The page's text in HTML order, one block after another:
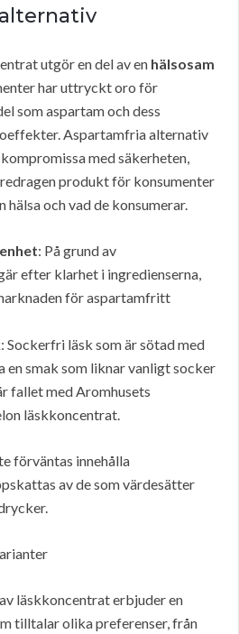
utgör en del av en hälsosam
har uttryckt oro för
som aspartam och dess
Aspartamfria alternativ
med säkerheten,
produkt för konsumenter
hälsa och vad de konsumerar.
: På grund av
efter klarhet i ingredienserna,
för aspartamfritt
: Sockerfri läsk som är sötad med
en smak som liknar vanligt socker
fallet med Aromhusets
läskkoncentrat.
förväntas innehålla
av de som värdesätter
läskkoncentrat erbjuder en
tilltalar olika preferenser, från